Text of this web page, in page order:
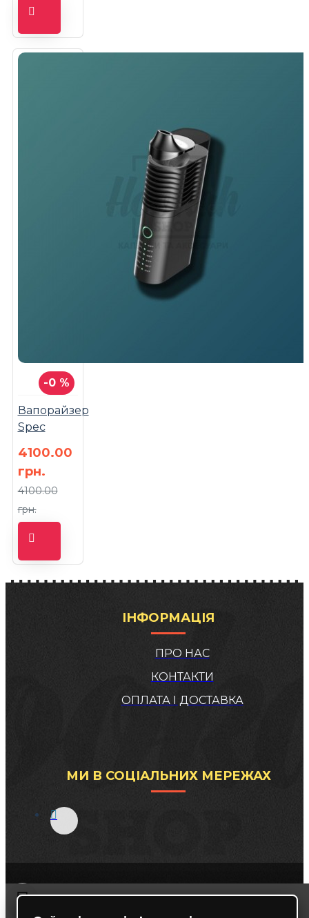
-0 %
Вапорайзер
Spec
4100.00
грн.
4100.00
грн.
ІНФОРМАЦІЯ
ПРО НАС
КОНТАКТИ
ОПЛАТА І ДОСТАВКА
МИ В СОЦІАЛЬНИХ МЕРЕЖАХ